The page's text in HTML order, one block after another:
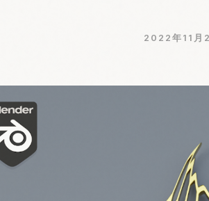
2022年11月